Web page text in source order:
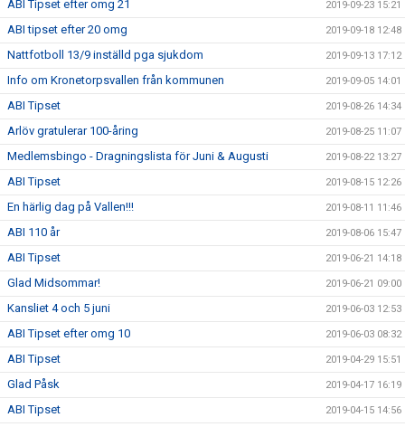
ABI Tipset efter omg 21 2019-09-23 15:21
ABI tipset efter 20 omg 2019-09-18 12:48
Nattfotboll 13/9 inställd pga sjukdom 2019-09-13 17:12
Info om Kronetorpsvallen från kommunen 2019-09-05 14:01
ABI Tipset 2019-08-26 14:34
Arlöv gratulerar 100-åring 2019-08-25 11:07
Medlemsbingo - Dragningslista för Juni & Augusti 2019-08-22 13:27
ABI Tipset 2019-08-15 12:26
En härlig dag på Vallen!!! 2019-08-11 11:46
ABI 110 år 2019-08-06 15:47
ABI Tipset 2019-06-21 14:18
Glad Midsommar! 2019-06-21 09:00
Kansliet 4 och 5 juni 2019-06-03 12:53
ABI Tipset efter omg 10 2019-06-03 08:32
ABI Tipset 2019-04-29 15:51
Glad Påsk 2019-04-17 16:19
ABI Tipset 2019-04-15 14:56